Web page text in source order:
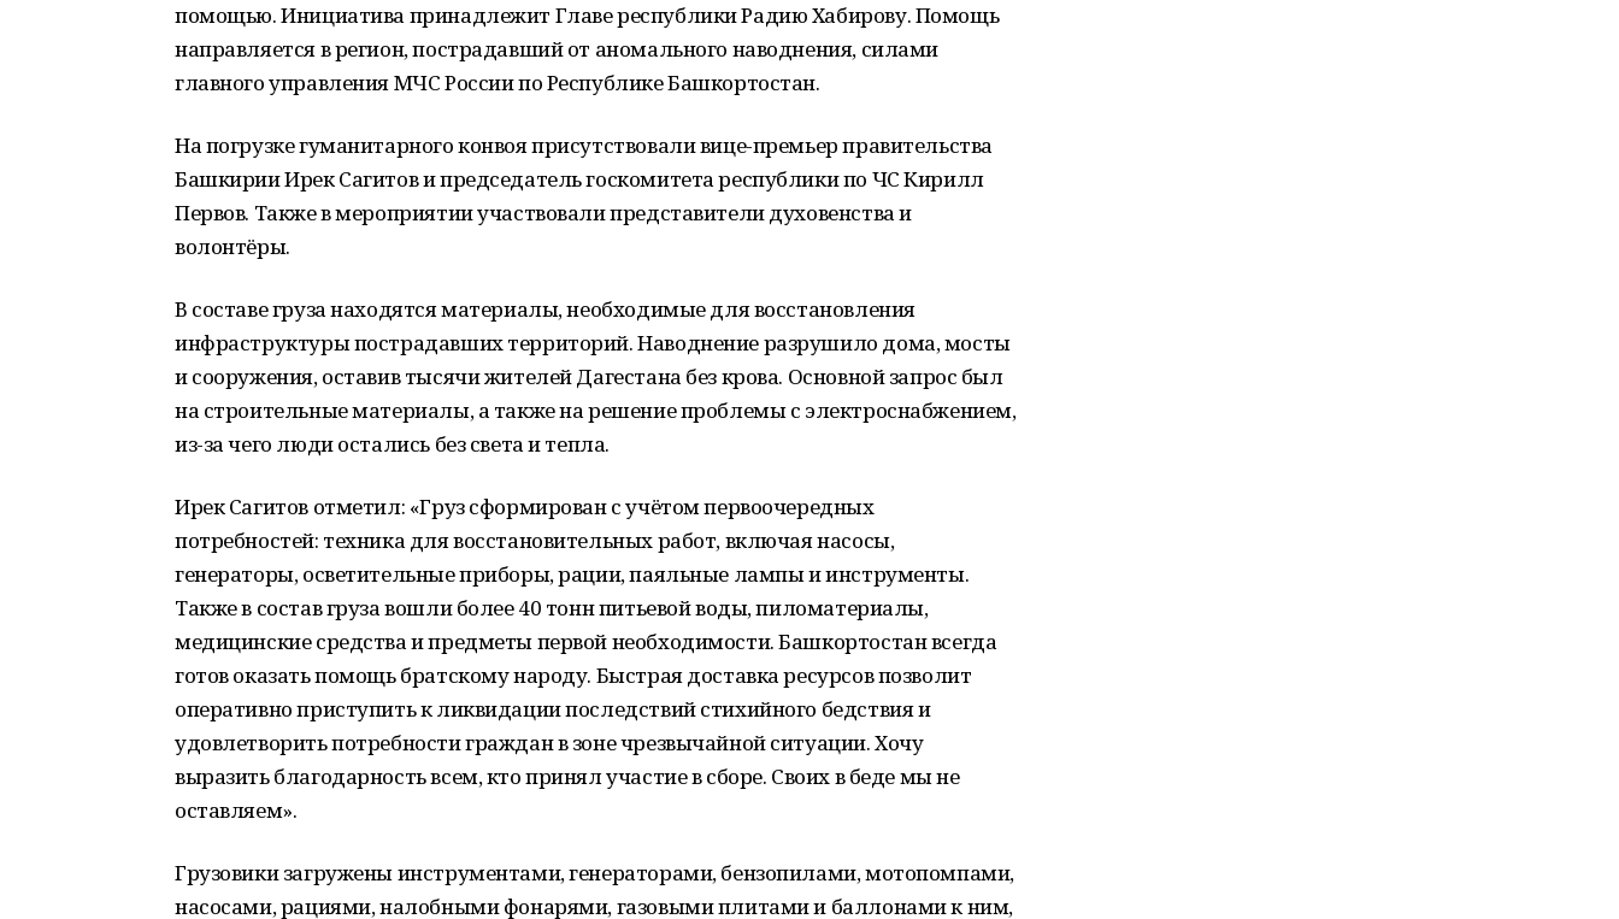
помощью. Инициатива принадлежит Главе республики Радию Хабирову. Помощь
направляется в регион, пострадавший от аномального наводнения, силами
главного управления МЧС России по Республике Башкортостан.
На погрузке гуманитарного конвоя присутствовали вице-премьер правительства
Башкирии Ирек Сагитов и председатель госкомитета республики по ЧС Кирилл
Первов. Также в мероприятии участвовали представители духовенства и
волонтёры.
В составе груза находятся материалы, необходимые для восстановления
инфраструктуры пострадавших территорий. Наводнение разрушило дома, мосты
и сооружения, оставив тысячи жителей Дагестана без крова. Основной запрос был
на строительные материалы, а также на решение проблемы с электроснабжением,
из-за чего люди остались без света и тепла.
Ирек Сагитов отметил: «Груз сформирован с учётом первоочередных
потребностей: техника для восстановительных работ, включая насосы,
генераторы, осветительные приборы, рации, паяльные лампы и инструменты.
Также в состав груза вошли более 40 тонн питьевой воды, пиломатериалы,
медицинские средства и предметы первой необходимости. Башкортостан всегда
готов оказать помощь братскому народу. Быстрая доставка ресурсов позволит
оперативно приступить к ликвидации последствий стихийного бедствия и
удовлетворить потребности граждан в зоне чрезвычайной ситуации. Хочу
выразить благодарность всем, кто принял участие в сборе. Своих в беде мы не
оставляем».
Грузовики загружены инструментами, генераторами, бензопилами, мотопомпами,
насосами, рациями, налобными фонарями, газовыми плитами и баллонами к ним,